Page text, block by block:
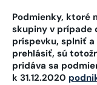
Podmienky, ktoré
skupiny v prípade
príspevku, splniť
prehlásiť, sú
pridáva sa
k 31.12.2020